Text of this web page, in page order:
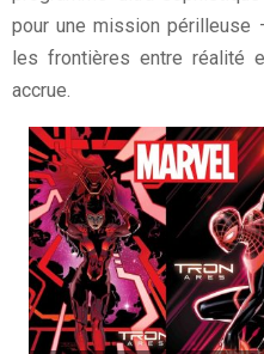
pour une mission périlleuse
les frontières entre réalité
accrue.